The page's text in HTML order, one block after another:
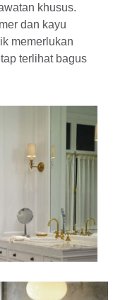
khusus.
dan kayu
memerlukan
terlihat bagus